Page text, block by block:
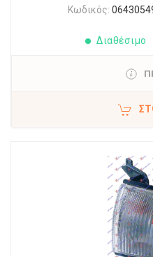
Κωδικός:
Διαθέσιμο